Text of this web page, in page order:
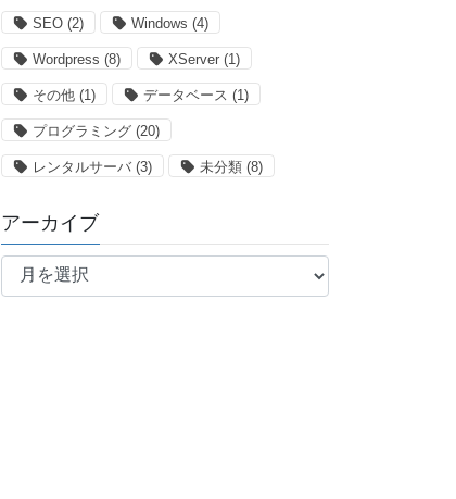
SEO (2) Windows (4)
Wordpress (8) XServer (1)
その他 (1) データベース (1)
プログラミング (20)
レンタルサーバ (3) 未分類 (8)
アーカイブ
ア